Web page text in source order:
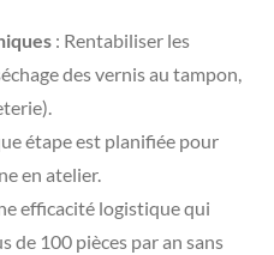
: Rentabiliser les
des vernis au tampon,
étape est planifiée pour
en atelier.
efficacité logistique qui
de 100 pièces par an sans